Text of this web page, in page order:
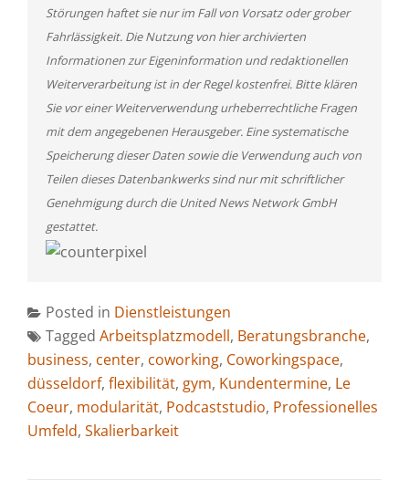
Störungen haftet sie nur im Fall von Vorsatz oder grober
Fahrlässigkeit. Die Nutzung von hier archivierten
Informationen zur Eigeninformation und redaktionellen
Weiterverarbeitung ist in der Regel kostenfrei. Bitte klären
Sie vor einer Weiterverwendung urheberrechtliche Fragen
mit dem angegebenen Herausgeber. Eine systematische
Speicherung dieser Daten sowie die Verwendung auch von
Teilen dieses Datenbankwerks sind nur mit schriftlicher
Genehmigung durch die United News Network GmbH
gestattet.
Posted in Dienstleistungen
Tagged Arbeitsplatzmodell, Beratungsbranche,
business, center, coworking, Coworkingspace,
düsseldorf, flexibilität, gym, Kundentermine, Le
Coeur, modularität, Podcaststudio, Professionelles
Umfeld, Skalierbarkeit